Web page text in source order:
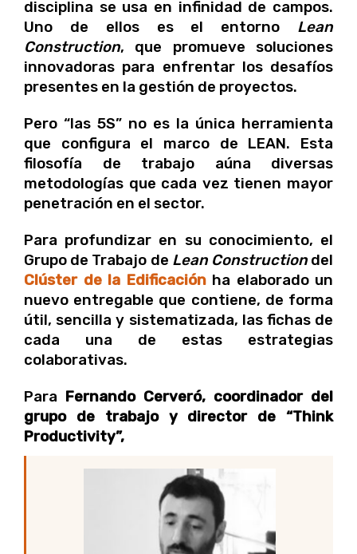
disciplina se usa en infinidad de campos.
Uno de ellos es el entorno Lean
Construction, que promueve soluciones
innovadoras para enfrentar los desafíos
presentes en la gestión de proyectos.
Pero “las 5S” no es la única herramienta
que configura el marco de LEAN. Esta
filosofía de trabajo aúna diversas
metodologías que cada vez tienen mayor
penetración en el sector.
Para profundizar en su conocimiento, el
Grupo de Trabajo de Lean Constructiondel
Clúster de la Edificación ha elaborado un
nuevo entregable que contiene, de forma
útil, sencilla y sistematizada, las fichas de
cada una de estas estrategias
colaborativas.
Para Fernando Cerveró, coordinador del
grupo de trabajo y director de “Think
Productivity”,